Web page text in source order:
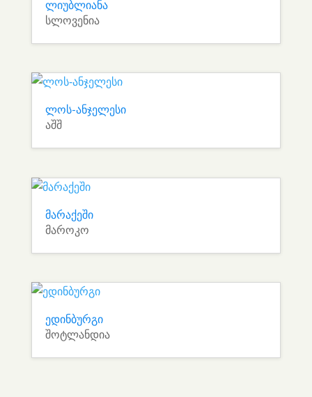
ლიუბლიანა
სლოვენია
ლოს-ანჯელესი
აშშ
მარაქეში
მაროკო
ედინბურგი
შოტლანდია